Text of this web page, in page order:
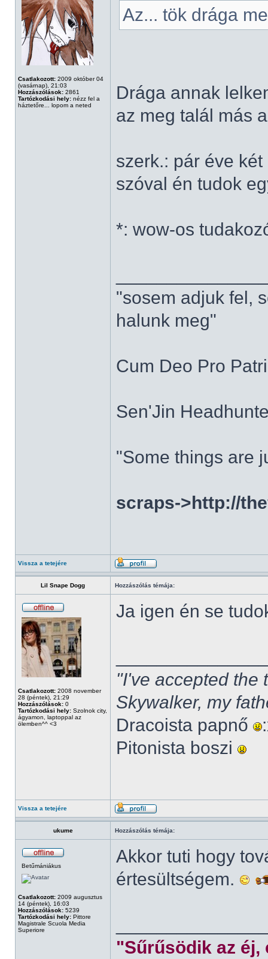
Csatlakozott: 2009 október 04
(vasárnap), 21:03
Hozzászólások: 2861
Tartózkodási hely: nézz fel a
háztetőre... lopom a neted
Az... tök drága
Drága annak
az meg talál más
szerk.: pár éve
szóval én tudok
*: wow-os
"sosem adjuk fel,
halunk meg"
Cum Deo Pro
Sen'Jin
"Some things are
scraps->http://
Vissza a tetejére
Lil Snape Dogg Hozzászólás témája:
Csatlakozott: 2008 november
28 (péntek), 21:29
Hozzászólások: 0
Tartózkodási hely: Szolnok city,
ágyamon, laptoppal az
ölemben^^ <3
Ja igen én se
"I've accepted the
Skywalker, my
Dracoista papnő
Pitonista boszi
Vissza a tetejére
ukume Hozzászólás témája:
Betűmániákus
Csatlakozott: 2009 augusztus
14 (péntek), 16:03
Hozzászólások: 5239
Tartózkodási hely: Pittore
Magistrale Scuola Media
Superiore
Akkor tuti hogy
értesültségem.
"Sűrűsödik az éj,